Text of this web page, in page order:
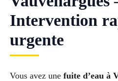
Intervention
urgente
Vous avez une fuite d’eau à